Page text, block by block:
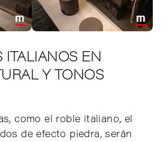
ITALIANOS EN
Y TONOS
como el roble italiano, el
de efecto piedra, serán